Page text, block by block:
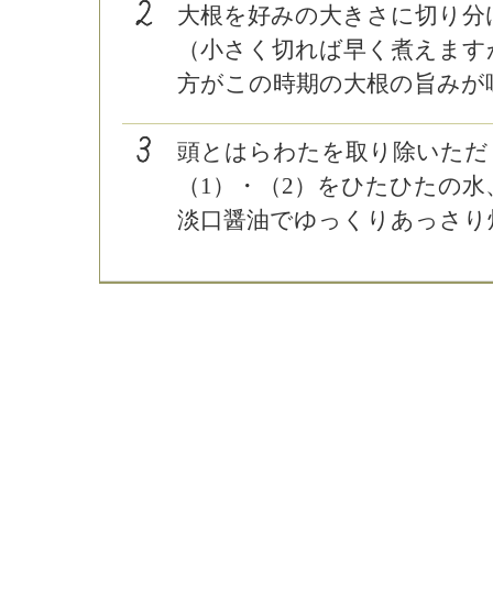
大根を好みの大きさに切り分
（小さく切れば早く煮えま
方がこの時期の大根の旨み
頭とはらわたを取り除いた
（1）・（2）をひたひたの
淡口醤油でゆっくりあっさ